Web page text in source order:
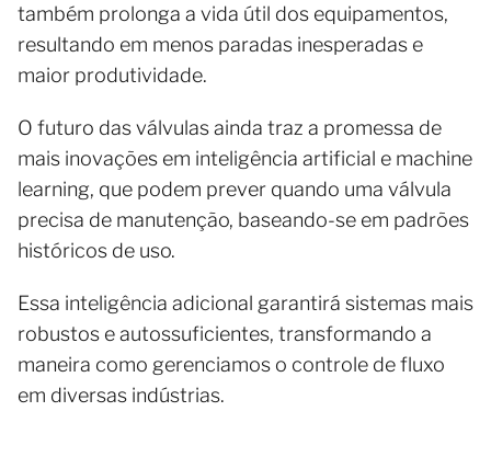
também prolonga a vida útil dos equipamentos,
resultando em menos paradas inesperadas e
maior produtividade.
O futuro das válvulas ainda traz a promessa de
mais inovações em inteligência artificial e machine
learning, que podem prever quando uma válvula
precisa de manutenção, baseando-se em padrões
históricos de uso.
Essa inteligência adicional garantirá sistemas mais
robustos e autossuficientes, transformando a
maneira como gerenciamos o controle de fluxo
em diversas indústrias.